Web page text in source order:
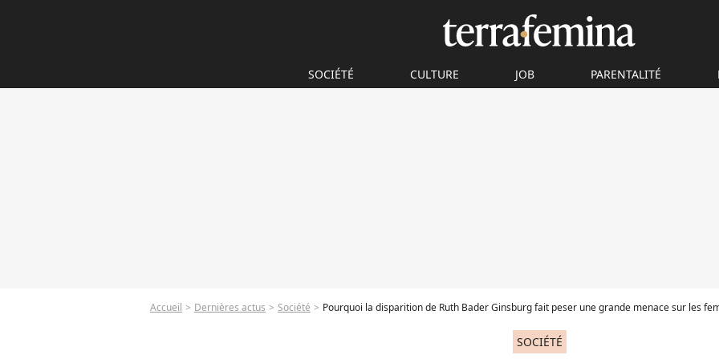
SOCIÉTÉ CULTURE JOB PARENTALITÉ
Accueil Dernières actus Société Pourquoi la disparition de Ruth Bader Ginsburg fait peser une grande menace sur les
SOCIÉTÉ